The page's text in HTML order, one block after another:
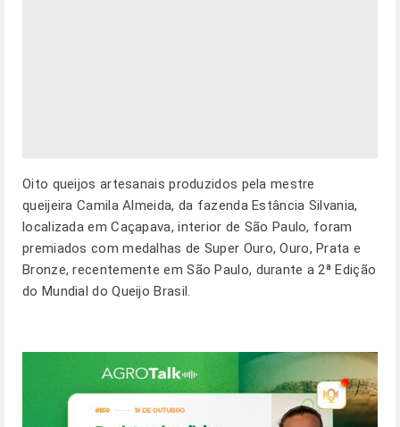
Oito queijos artesanais produzidos pela mestre
queijeira Camila Almeida, da fazenda Estância Silvania,
localizada em Caçapava, interior de São Paulo, foram
premiados com medalhas de Super Ouro, Ouro, Prata e
Bronze, recentemente em São Paulo, durante a 2ª Edição
do Mundial do Queijo Brasil.